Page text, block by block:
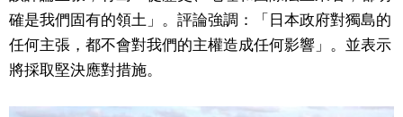
人物訪談
日本入門
official SNS
確是我們固有的領土」。評論強調：「日本政府對獨島的
任何主張，都不會對我們的主權造成任何影響」。並表示
將採取堅決應對措施。